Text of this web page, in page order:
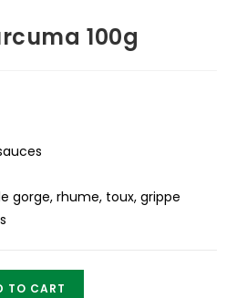
100g
gorge, rhume, toux, grippe
TO CART